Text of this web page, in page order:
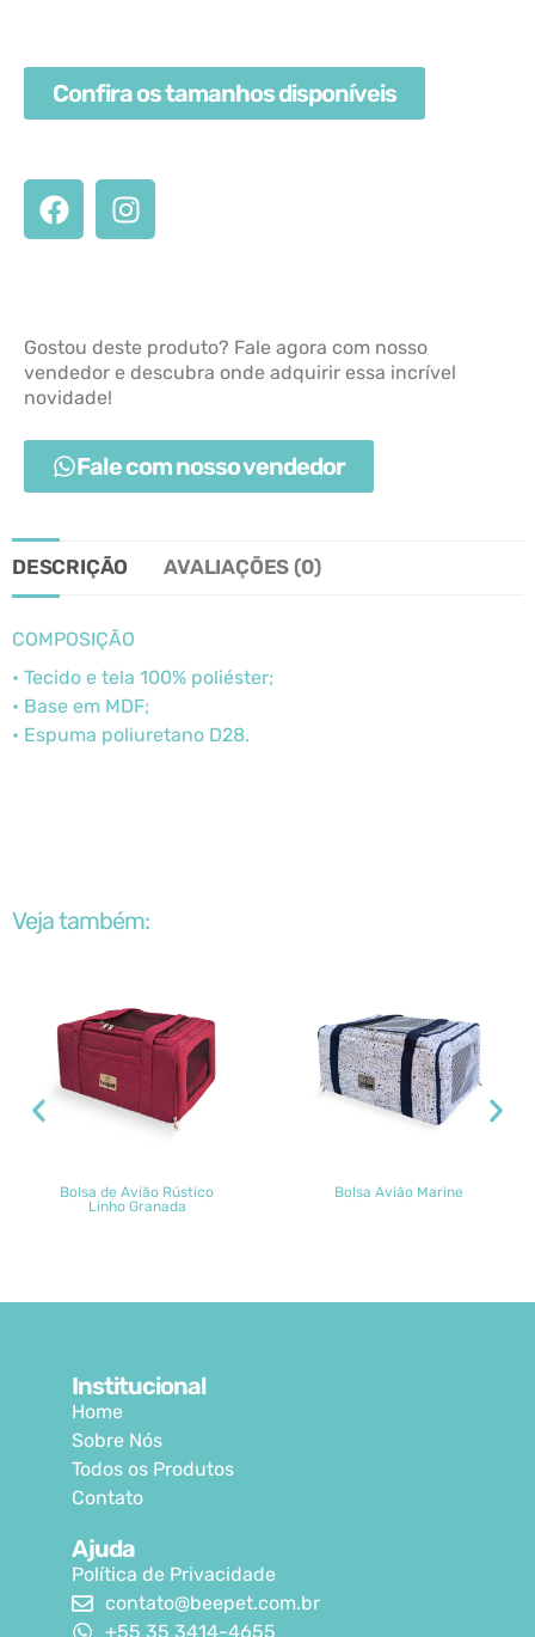
Confira os tamanhos disponíveis
Gostou deste produto? Fale agora com nosso
vendedor e descubra onde adquirir essa incrível
novidade!
Fale com nosso vendedor
DESCRIÇÃO AVALIAÇÕES (0)
COMPOSIÇÃO
• Tecido e tela 100% poliéster;
• Base em MDF;
• Espuma poliuretano D28.
Veja também:
Bolsa de Avião Rústico
Linho Granada
Bolsa Avião Marine
Institucional
Home
Sobre Nós
Todos os Produtos
Contato
Ajuda
Política de Privacidade
contato@beepet.com.br
+55 35 3414-4655